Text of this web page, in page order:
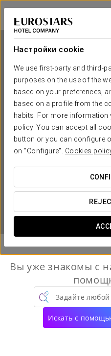
Настройки cookie
We use first-party and third-
purposes on the use of the
based on your preferences,
based on a profile from the
habits. For more
policy. You can accept all
button or you can configure
on "Configure". Cookies
Dorma Alfonso VIII
КАСЕРЕС - ПЛАСЕНСИЯ
Dorma
КАСЕРЕС -

Вы уже знакомы с
Задайте любой
Искать с